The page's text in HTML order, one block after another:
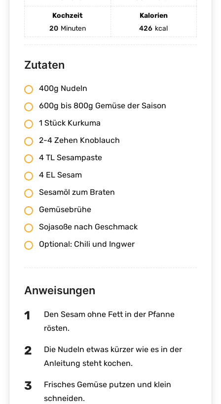
Kochzeit
20 Minuten
Kalorien
426 kcal
Zutaten
400g Nudeln
600g bis 800g Gemüse der Saison
1 Stück Kurkuma
2-4 Zehen Knoblauch
4 TL Sesampaste
4 EL Sesam
Sesamöl zum Braten
Gemüsebrühe
Sojasoße nach Geschmack
Optional: Chili und Ingwer
Anweisungen
Den Sesam ohne Fett in der Pfanne
rösten.
Die Nudeln etwas kürzer wie es in der
Anleitung steht kochen.
Frisches Gemüse putzen und klein
schneiden.